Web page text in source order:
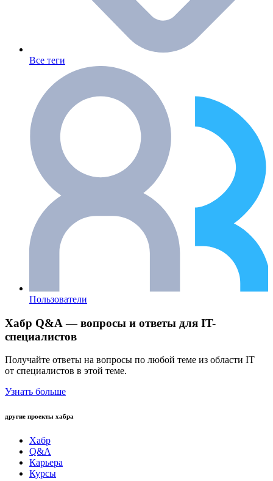
Все теги
Пользователи
Хабр Q&A — вопросы и ответы для IT-
специалистов
Получайте ответы на вопросы по любой теме из области IT
от специалистов в этой теме.
Узнать больше
другие проекты хабра
Хабр
Q&A
Карьера
Курсы